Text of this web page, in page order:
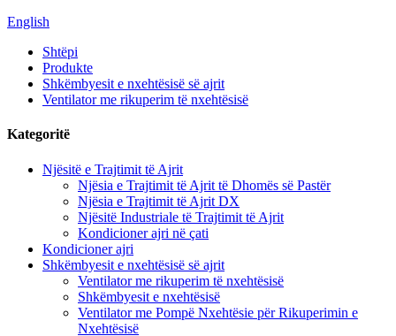
English
Shtëpi
Produkte
Shkëmbyesit e nxehtësisë së ajrit
Ventilator me rikuperim të nxehtësisë
Kategoritë
Njësitë e Trajtimit të Ajrit
Njësia e Trajtimit të Ajrit të Dhomës së Pastër
Njësia e Trajtimit të Ajrit DX
Njësitë Industriale të Trajtimit të Ajrit
Kondicioner ajri në çati
Kondicioner ajri
Shkëmbyesit e nxehtësisë së ajrit
Ventilator me rikuperim të nxehtësisë
Shkëmbyesit e nxehtësisë
Ventilator me Pompë Nxehtësie për Rikuperimin e
Nxehtësisë